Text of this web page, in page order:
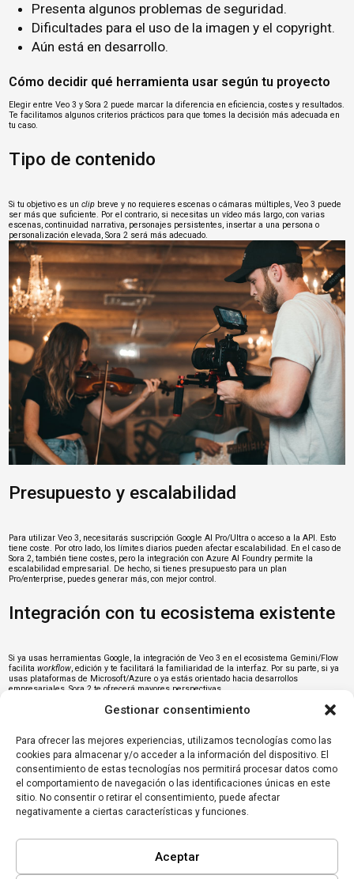
Gestionar consentimiento
Para ofrecer las mejores experiencias, utilizamos tecnologías como las
cookies para almacenar y/o acceder a la información del dispositivo. El
consentimiento de estas tecnologías nos permitirá procesar datos como
el comportamiento de navegación o las identificaciones únicas en este
sitio. No consentir o retirar el consentimiento, puede afectar
negativamente a ciertas características y funciones.
Aceptar
Presenta algunos problemas de seguridad.
Dificultades para el uso de la imagen y el copyright.
Aún está en desarrollo.
Cómo decidir qué herramienta usar según tu proyecto
Elegir entre Veo 3 y Sora 2 puede marcar la diferencia en eficiencia, costes y resultados.
Te facilitamos algunos criterios prácticos para que tomes la decisión más adecuada en
tu caso.
Tipo de contenido
Si tu objetivo es unclip breve y no requieres escenas o cámaras múltiples, Veo 3 puede
ser más que suficiente. Por el contrario, si necesitas un vídeo más largo, con varias
escenas, continuidad narrativa, personajes persistentes, insertar a una persona o
personalización elevada, Sora 2 será más adecuado.
Presupuesto y escalabilidad
Para utilizar Veo 3, necesitarás suscripción Google AI Pro/Ultra o acceso a la API. Esto
tiene coste. Por otro lado, los límites diarios pueden afectar escalabilidad. En el caso de
Sora 2, también tiene costes, pero la integración con Azure AI Foundry permite la
escalabilidad empresarial. De hecho, si tienes presupuesto para un plan
Pro/enterprise, puedes generar más, con mejor control.
Integración con tu ecosistema existente
Si ya usas herramientas Google, la integración de Veo 3 en el ecosistema Gemini/Flow
facilitaworkflow, edición y te facilitará la familiaridad de la interfaz. Por su parte, si ya
usas plataformas de Microsoft/Azure o ya estás orientado hacia desarrollos
empresariales, Sora 2 te ofrecerá mayores perspectivas.
En ningún caso, esperes una solución automática de película de 30 minutos sin
intervención humana con una calidad cinematográfica perfecta. La tecnología es
excelente, pero tiene límites.Google Veo 3 ySora 2marcan un nuevo paso en la
creación de vídeo con IA. Veo 3 destaca por su simplicidad e integración en Google,
mientras Sora 2 ofrece mayor control y duración. La elección dependerá del tipo de
proyecto, recursos y nivel de personalización buscado.